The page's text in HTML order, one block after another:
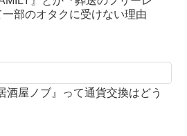
部のオタクに受けない理由
酒屋ノブ』って通貨交換はどう